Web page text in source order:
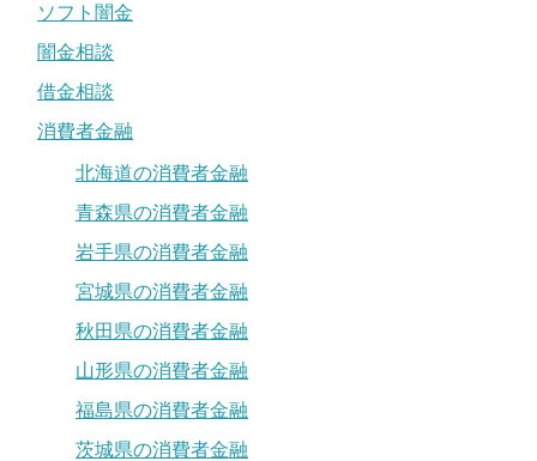
ソフト闇金
闇金相談
借金相談
消費者金融
北海道の消費者金融
青森県の消費者金融
岩手県の消費者金融
宮城県の消費者金融
秋田県の消費者金融
山形県の消費者金融
福島県の消費者金融
茨城県の消費者金融